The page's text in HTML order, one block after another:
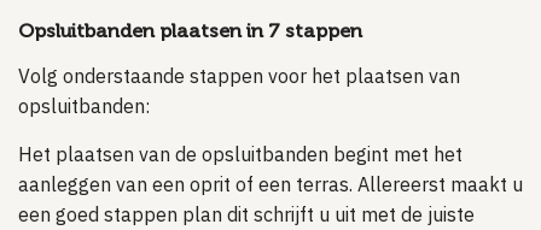
Opsluitbanden plaatsen in 7 stappen
Volg onderstaande stappen voor het plaatsen van
opsluitbanden:
Het plaatsen van de opsluitbanden begint met het
aanleggen van een oprit of een terras. Allereerst maakt u
een goed stappen plan dit schrijft u uit met de juiste